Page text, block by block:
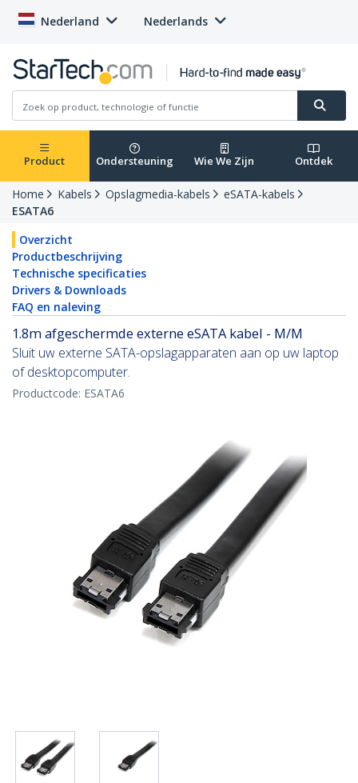
Nederland Nederlands
Product Ondersteuning Wie We Zijn Ontdek
Home Kabels Opslagmedia-kabels
eSATA-kabels
ESATA6
Overzicht
Productbeschrijving
Technische specificaties
Drivers & Downloads
FAQ en naleving
1.8m afgeschermde externe eSATA kabel - M/M
Sluit uw externe SATA-opslagapparaten aan op uw laptop
of desktopcomputer.
Productcode: ESATA6